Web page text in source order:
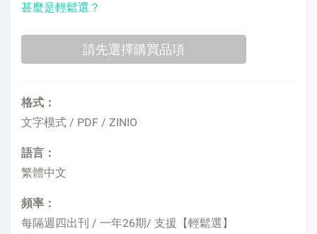
甚麼是輕鬆選？
格式：
文字模式 / PDF / ZINIO
語言：
繁體中文
頻率：
每隔週四出刊 / 一年26期/ 支援【輕鬆選】